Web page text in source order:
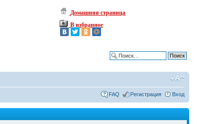
Домашняя страница
В избранное
FAQ Регистрация Вход